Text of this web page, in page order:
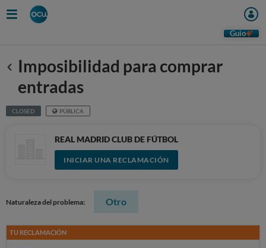
Guio
Anterior
Imposibilidad para comprar
entradas
CLOSED PÚBLICA
REAL MADRID CLUB DE FÚTBOL
INICIAR UNA RECLAMACIÓN
Naturaleza del problema: Otro
TU RECLAMACIÓN